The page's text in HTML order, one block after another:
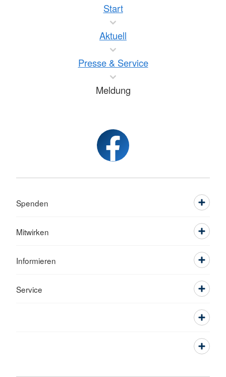
Start
Aktuell
Presse & Service
Meldung
Spenden
Mitwirken
Informieren
Service